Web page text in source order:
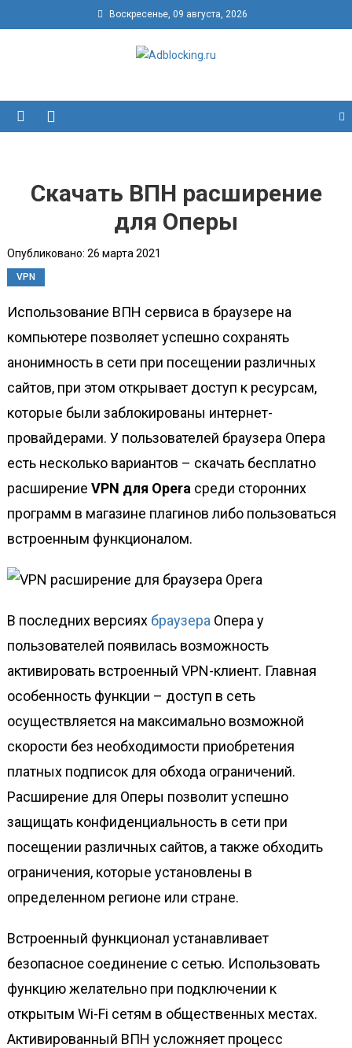
Воскресенье, 09 августа, 2026
бесплатно
Скачать ВПН расширение
для Оперы
Опубликовано: 26 марта 2021
VPN
Использование ВПН сервиса в браузере на
компьютере позволяет успешно сохранять
анонимность в сети при посещении различных
сайтов, при этом открывает доступ к ресурсам,
которые были заблокированы интернет-
провайдерами. У пользователей браузера Опера
есть несколько вариантов – скачать бесплатно
расширение VPN для Opera среди сторонних
программ в магазине плагинов либо пользоваться
встроенным функционалом.
В последних версиях браузера Опера у
пользователей появилась возможность
активировать встроенный VPN-клиент. Главная
особенность функции – доступ в сеть
осуществляется на максимально возможной
скорости без необходимости приобретения
платных подписок для обхода ограничений.
Расширение для Оперы позволит успешно
защищать конфиденциальность в сети при
посещении различных сайтов, а также обходить
ограничения, которые установлены в
определенном регионе или стране.
Встроенный функционал устанавливает
безопасное соединение с сетью. Использовать
функцию желательно при подключении к
открытым Wi-Fi сетям в общественных местах.
Активированный ВПН усложняет процесс